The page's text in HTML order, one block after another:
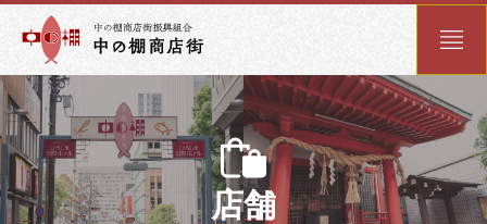
店舗